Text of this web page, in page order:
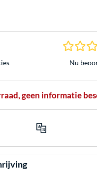
Nu
geen informatie